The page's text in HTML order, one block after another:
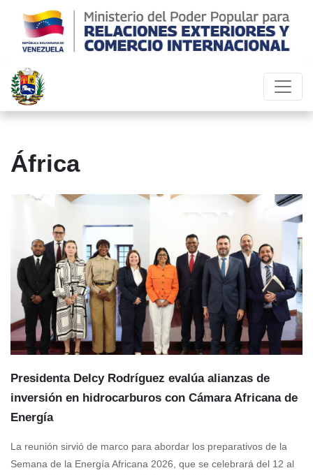
África
Presidenta Delcy Rodríguez evalúa alianzas de
inversión en hidrocarburos con Cámara Africana de
Energía
La reunión sirvió de marco para abordar los preparativos de la
Semana de la Energía Africana 2026, que se celebrará del 12 al